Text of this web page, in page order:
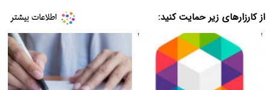
از کارزارهای زیر حمایت کنید: